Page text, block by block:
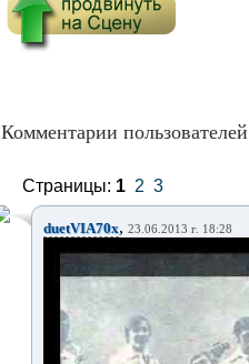
Комментарии
Страницы: 1 2 3
duetVIA70x, 23.06.2013 г. 18:28